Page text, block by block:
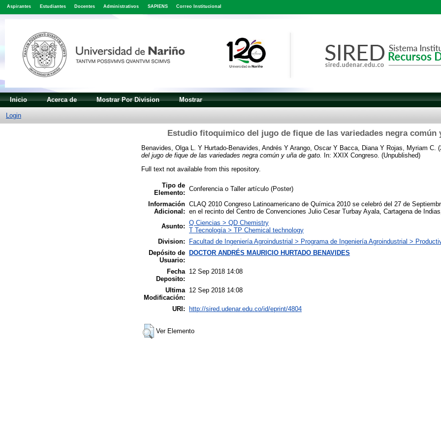
Aspirantes Estudiantes Docentes Administrativos SAPIENS Correo Institucional
Inicio Acerca de Mostrar Por Division Mostrar
Login
Estudio fitoquimico del jugo de fique de las variedades negra común
Benavides, Olga L. Y Hurtado-Benavides, Andrés Y Arango, OscarY Bacca, DianaY Rojas, Myriam C.
del jugo de fique de las variedades negra común y uña de gato.
In: XXIX Congreso. (Unpublished)
Full text not available from this repository.
Tipo de
Elemento:
Conferencia o Taller artículo (Poster)
Información
Adicional:
CLAQ 2010 Congreso Latinoamericano de Química 2010 se celebró del 27 de
en el recinto del Centro de Convenciones Julio Cesar Turbay Ayala, Cartagena de
Asunto: Q Ciencias > QD Chemistry
T Tecnología > TP Chemical technology
Division:
Facultad de Ingeniería Agroindustrial > Programa de Ingeniería Agroindustrial >
Depósito de
Usuario:
DOCTOR ANDRÉS MAURICIO HURTADO BENAVIDES
Fecha
Deposito:
12 Sep 2018 14:08
Ultima
Modificación:
12 Sep 2018 14:08
URI: http://sired.udenar.edu.co/id/eprint/4804
Ver Elemento